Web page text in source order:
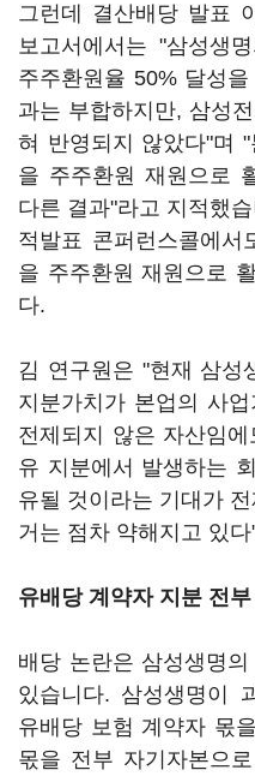
그런데 결산배당 발표
보고서에서는 "삼성생
주주환원율 50% 달성
과는 부합하지만, 삼성
혀 반영되지 않았다"며
을 주주환원 재원으로
다른 결과"라고 지적했
적발표 콘퍼런스콜에
을 주주환원 재원으로
다.
김 연구원은 "현재 삼성
지분가치가 본업의 사업
전제되지 않은 자산임
유 지분에서 발생하는
유될 것이라는 기대가
거는 점차 약해지고 있
유배당 계약자 지분 전
배당 논란은 삼성생명
있습니다. 삼성생명이
유배당 보험 계약자 몫
몫을 전부 자기자본으